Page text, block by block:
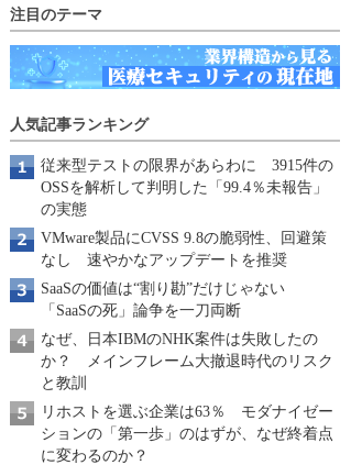
注目のテーマ
人気記事ランキング
従来型テストの限界があらわに 3915件の
OSSを解析して判明した「99.4％未報告」
の実態
VMware製品にCVSS 9.8の脆弱性、回避策
なし 速やかなアップデートを推奨
SaaSの価値は“割り勘”だけじゃない
「SaaSの死」論争を一刀両断
なぜ、日本IBMのNHK案件は失敗したの
か？ メインフレーム大撤退時代のリスク
と教訓
リホストを選ぶ企業は63％ モダナイゼー
ションの「第一歩」のはずが、なぜ終着点
に変わるのか？